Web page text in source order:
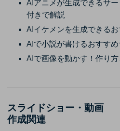
AIアニメが生成できるサ
付きで解説
AIイケメンを生成できる
AIで小説が書けるおすす
AIで画像を動かす！作り
スライドショー・動画
作成関連